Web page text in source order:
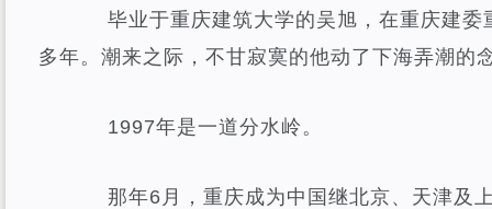
毕业于重庆建筑大学的吴旭，在重庆建委
多年。潮来之际，不甘寂寞的他动了下海弄潮的
1997年是一道分水岭。
那年6月，重庆成为中国继北京、天津及